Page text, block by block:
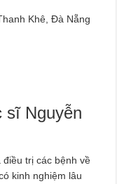
Khê, Đà Nẵng
sĩ Nguyễn
trị các bệnh về
kinh nghiệm lâu